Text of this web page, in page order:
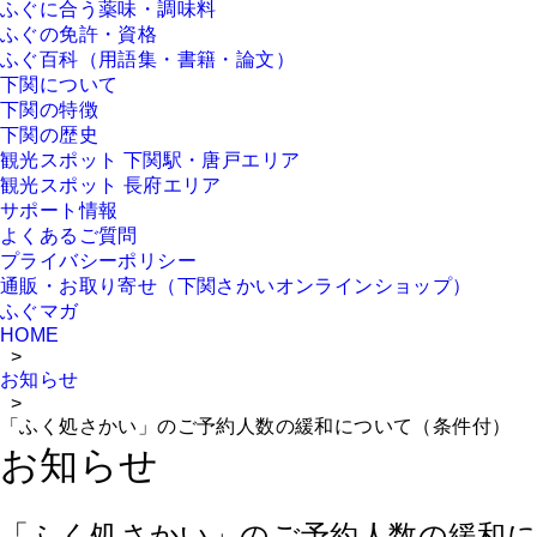
ふぐに合う薬味・調味料
ふぐの免許・資格
ふぐ百科（用語集・書籍・論文）
下関について
下関の特徴
下関の歴史
観光スポット 下関駅・唐戸エリア
観光スポット 長府エリア
サポート情報
よくあるご質問
プライバシーポリシー
通販・お取り寄せ（下関さかいオンラインショップ）
ふぐマガ
HOME
>
お知らせ
>
「ふく処さかい」のご予約人数の緩和について（条件付）
お知らせ